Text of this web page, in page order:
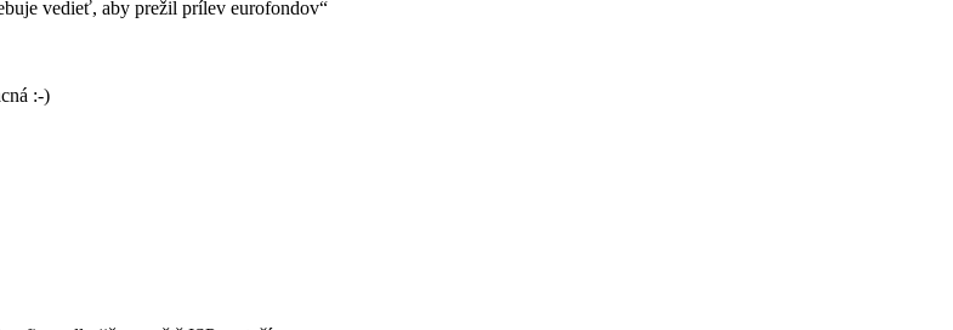
vedieť, aby prežil prílev eurofondov“
:-)